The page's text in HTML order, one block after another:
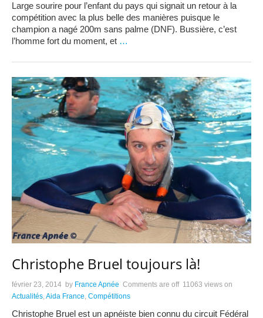
Large sourire pour l’enfant du pays qui signait un retour à la
compétition avec la plus belle des manières puisque le
champion a nagé 200m sans palme (DNF). Bussière, c’est
l’homme fort du moment, et …
Christophe Bruel toujours là!
février 23, 2014 by France Apnée Comments are off 11063 views on
Actualités,Aida France, Compétitions
Christophe Bruel est un apnéiste bien connu du circuit Fédéral